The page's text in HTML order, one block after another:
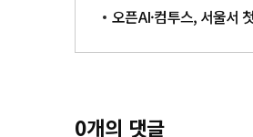
오픈AI·컴투스, 서울서
0개의 댓글